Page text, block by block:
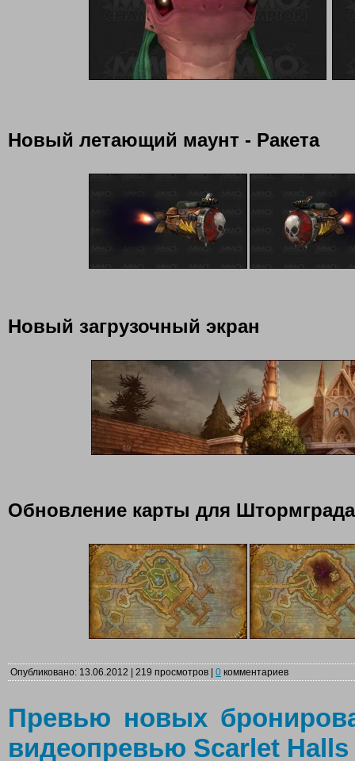
Новый летающий маунт - Ракета
Новый загрузочный экран
Обновление карты для
Опубликовано: 13.06.2012 | 219 просмотров | 0 комментариев
Превью новых
видеопревью Scarlet Halls